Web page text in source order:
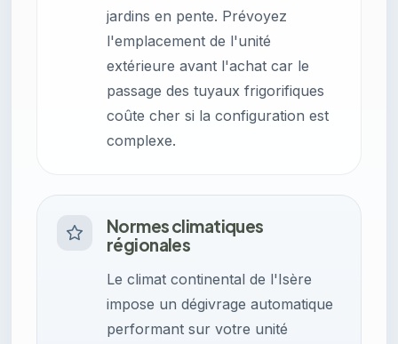
jardins en pente. Prévoyez
l'emplacement de l'unité
extérieure avant l'achat car le
passage des tuyaux frigorifiques
coûte cher si la configuration est
complexe.
Normes climatiques
régionales
Le climat continental de l'Isère
impose un dégivrage automatique
performant sur votre unité